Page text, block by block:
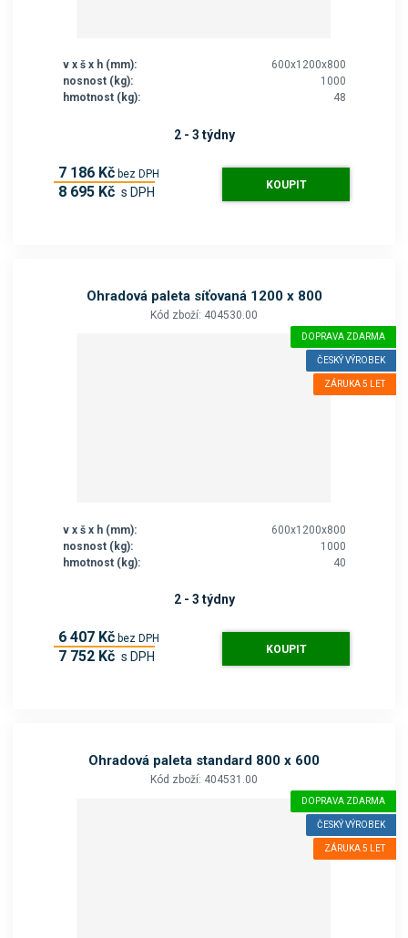
v x š x h (mm):
600x1200x800
nosnost (kg):
1000
hmotnost (kg):
48
2 - 3 týdny
7 186 Kč bez DPH
8 695 Kč s DPH KOUPIT
Ohradová paleta síťovaná 1200 x 800
Kód zboží: 404530.00
DOPRAVA ZDARMA
ČESKÝ VÝROBEK
ZÁRUKA 5 LET
v x š x h (mm):
600x1200x800
nosnost (kg):
1000
hmotnost (kg):
40
2 - 3 týdny
6 407 Kč bez DPH
7 752 Kč s DPH KOUPIT
Ohradová paleta standard 800 x 600
Kód zboží: 404531.00
DOPRAVA ZDARMA
ČESKÝ VÝROBEK
ZÁRUKA 5 LET